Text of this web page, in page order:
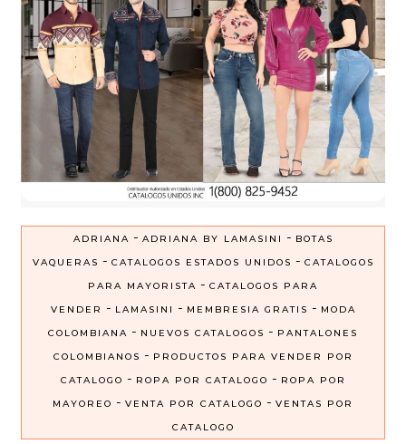
ADRIANA - ADRIANA BY LAMASINI - BOTAS
VAQUERAS - CATALOGOS ESTADOS UNIDOS - CATALOGOS
PARA MAYORISTA - CATALOGOS PARA
VENDER
- LAMASINI - MEMBRESIA GRATIS - MODA
COLOMBIANA - NUEVOS CATALOGOS - PANTALONES
COLOMBIANOS - PRODUCTOS PARA VENDER POR
CATALOGO - ROPA POR CATALOGO - ROPA POR
MAYOREO - VENTA POR CATALOGO - VENTAS POR
CATALOGO